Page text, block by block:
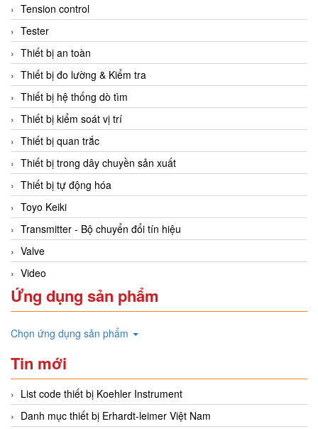
Tension control
Tester
Thiết bị an toàn
Thiết bị đo lường & Kiểm tra
Thiết bị hệ thống dò tìm
Thiết bị kiểm soát vị trí
Thiết bị quan trắc
Thiết bị trong dây chuyền sản xuất
Thiết bị tự động hóa
Toyo Keiki
Transmitter - Bộ chuyển đổi tín hiệu
Valve
Video
Ứng dụng sản phẩm
Chọn ứng dụng sản phẩm
Tin mới
List code thiết bị Koehler Instrument
Danh mục thiết bị Erhardt-leimer Việt Nam